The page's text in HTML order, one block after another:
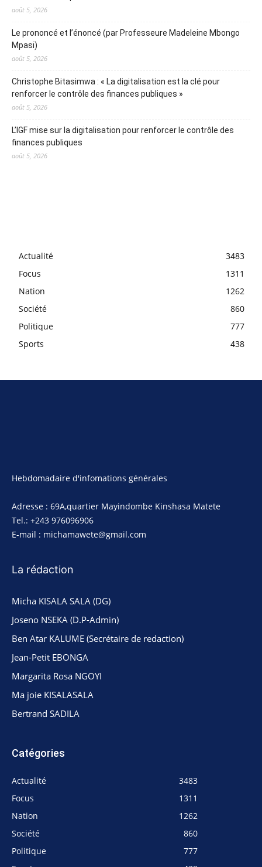
août 5, 2026
Le prononcé et l’énoncé (par Professeure Madeleine Mbongo
Mpasi)
août 5, 2026
Christophe Bitasimwa : « La digitalisation est la clé pour
renforcer le contrôle des finances publiques »
août 5, 2026
L’IGF mise sur la digitalisation pour renforcer le contrôle des
finances publiques
août 5, 2026
Actualité
3483
Focus
1311
Nation
1262
Société
860
Politique
777
Sports
438
Hebdomadaire d'infomations générales
Adresse : 69A,quartier Mayindombe Kinshasa Matete
Tel.: +243 976096906
E-mail : michamawete@gmail.com
La rédaction
Micha KISALA SALA (DG)
Joseno NSEKA (D.P-Admin)
Ben Atar KALUME (Secrétaire de redaction)
Jean-Petit EBONGA
Margarita Rosa NGOYI
Ma joie KISALASALA
Bertrand SADILA
Catégories
Actualité
3483
Focus
1311
Nation
1262
Société
860
Politique
777